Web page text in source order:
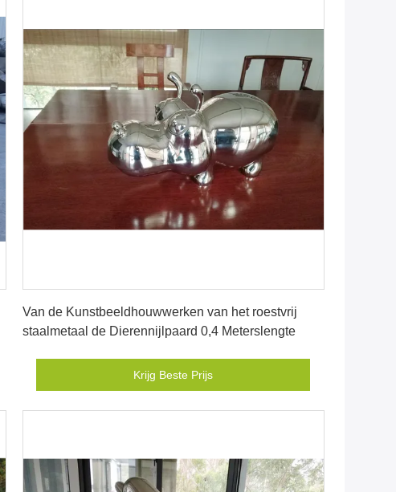
Van de Kunstbeeldhouwwerken van het roestvrij
staalmetaal de Dierennijlpaard 0,4 Meterslengte
Krijg Beste Prijs